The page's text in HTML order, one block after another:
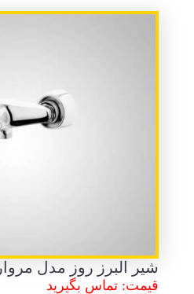
شیر البرز روز مدل
قیمت: تماس بگیرید